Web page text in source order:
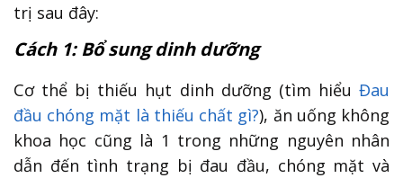
trị sau đây:
Cách 1: Bổ sung dinh dưỡng
Cơ thể bị thiếu hụt dinh dưỡng (tìm hiểu Đau
đầu chóng mặt là thiếu chất gì?), ăn uống không
khoa học cũng là 1 trong những nguyên nhân
dẫn đến tình trạng bị đau đầu, chóng mặt và